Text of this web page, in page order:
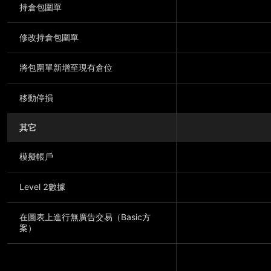
持倉包圍單
修改持倉包圍單
將包圍單新增至現有倉位
移動停損
其它
模擬帳戶
Level 2數據
在圖表上進行無廣告交易（Basic方
案）